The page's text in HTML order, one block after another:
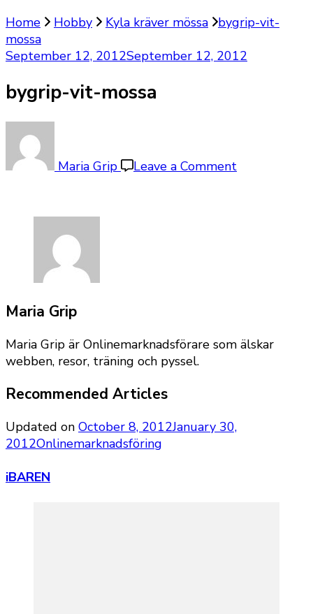
Home
Hobby Kyla kräver mössa
bygrip-vit-
mossa
September 12, 2012September 12, 2012
bygrip-vit-mossa
Maria Grip Leave a Comment
Maria Grip
Maria Grip är Onlinemarknadsförare som älskar
webben, resor, träning och pyssel.
Recommended Articles
Updated on October 8, 2012January 30,
2012Onlinemarknadsföring
iBAREN